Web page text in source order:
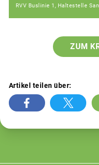
RVV Buslinie 1, Haltestelle
ZUM
Artikel teilen über: